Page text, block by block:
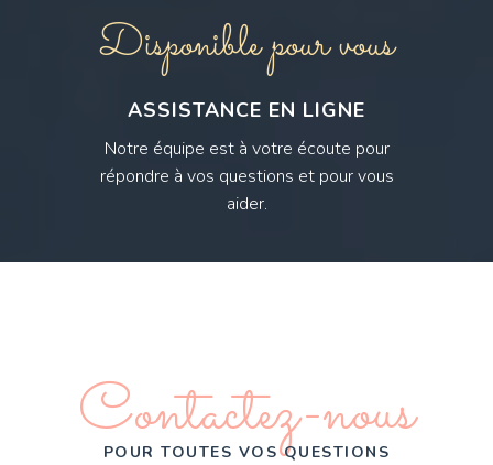
Disponible pour vous
ASSISTANCE EN LIGNE
Notre équipe est à votre écoute pour
répondre à vos questions et pour vous
aider.
Contactez-nous
POUR TOUTES VOS QUESTIONS